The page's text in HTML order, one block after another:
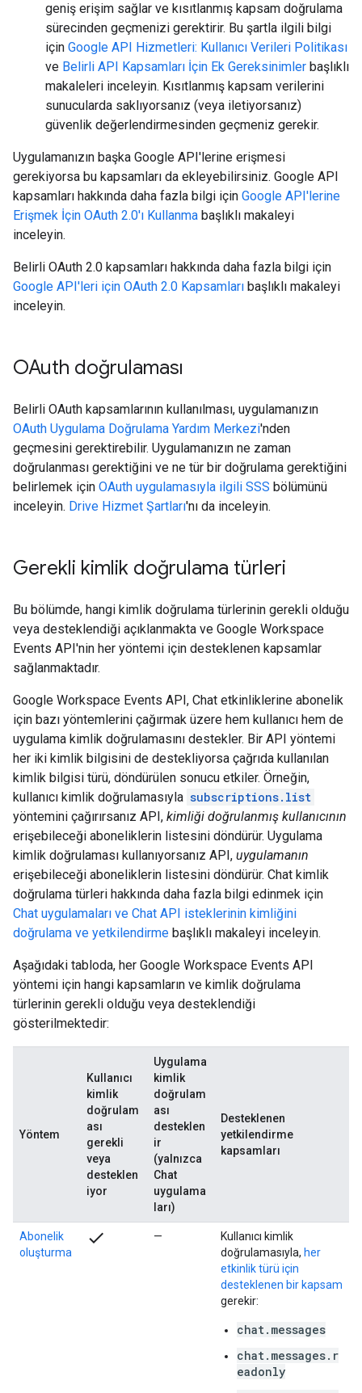
geniş erişim sağlar ve kısıtlanmış kapsam doğrulama
sürecinden geçmenizi gerektirir. Bu şartla ilgili bilgi
için Google API Hizmetleri: Kullanıcı Verileri Politikası
ve Belirli API Kapsamları İçin Ek Gereksinimler başlıklı
makaleleri inceleyin. Kısıtlanmış kapsam verilerini
sunucularda saklıyorsanız (veya iletiyorsanız)
güvenlik değerlendirmesinden geçmeniz gerekir.
Uygulamanızın başka Google API'lerine erişmesi
gerekiyorsa bu kapsamları da ekleyebilirsiniz. Google API
kapsamları hakkında daha fazla bilgi için Google API'lerine
Erişmek İçin OAuth 2.0'ı Kullanma başlıklı makaleyi
inceleyin.
Belirli OAuth 2.0 kapsamları hakkında daha fazla bilgi için
Google API'leri için OAuth 2.0 Kapsamları başlıklı makaleyi
inceleyin.
OAuth doğrulaması
Belirli OAuth kapsamlarının kullanılması, uygulamanızın
OAuth Uygulama Doğrulama Yardım Merkezi'nden
geçmesini gerektirebilir. Uygulamanızın ne zaman
doğrulanması gerektiğini ve ne tür bir doğrulama gerektiğini
belirlemek için OAuth uygulamasıyla ilgili SSS bölümünü
inceleyin. Drive Hizmet Şartları'nı da inceleyin.
Gerekli kimlik doğrulama türleri
Bu bölümde, hangi kimlik doğrulama türlerinin gerekli olduğu
veya desteklendiği açıklanmakta ve Google Workspace
Events API'nin her yöntemi için desteklenen kapsamlar
sağlanmaktadır.
Google Workspace Events API, Chat etkinliklerine abonelik
için bazı yöntemlerini çağırmak üzere hem kullanıcı hem de
uygulama kimlik doğrulamasını destekler. Bir API yöntemi
her iki kimlik bilgisini de destekliyorsa çağrıda kullanılan
kimlik bilgisi türü, döndürülen sonucu etkiler. Örneğin,
kullanıcı kimlik doğrulamasıyla subscriptions.list
yöntemini çağırırsanız API, kimliği doğrulanmış kullanıcının
erişebileceği aboneliklerin listesini döndürür. Uygulama
kimlik doğrulaması kullanıyorsanız API, uygulamanın
erişebileceği aboneliklerin listesini döndürür. Chat kimlik
doğrulama türleri hakkında daha fazla bilgi edinmek için
Chat uygulamaları ve Chat API isteklerinin kimliğini
doğrulama ve yetkilendirme başlıklı makaleyi inceleyin.
Aşağıdaki tabloda, her Google Workspace Events API
yöntemi için hangi kapsamların ve kimlik doğrulama
türlerinin gerekli olduğu veya desteklendiği
gösterilmektedir:
Yöntem
Kullanıcı
kimlik
doğrulam
ası
gerekli
veya
desteklen
iyor
Uygulama
kimlik
doğrulam
ası
desteklen
ir
(yalnızca
Chat
uygulama
ları)
Desteklenen
yetkilendirme
kapsamları
Abonelik
oluşturma
check —
Kullanıcı kimlik
doğrulamasıyla, her
etkinlik türü için
desteklenen bir kapsam
gerekir:
chat.messages
chat.messages.r
eadonly